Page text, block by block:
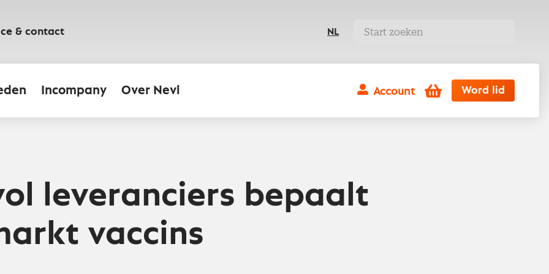
& contact NL
Incompany Over Nevi Account Winkelwagen
Word lid
leveranciers bepaalt
vaccins